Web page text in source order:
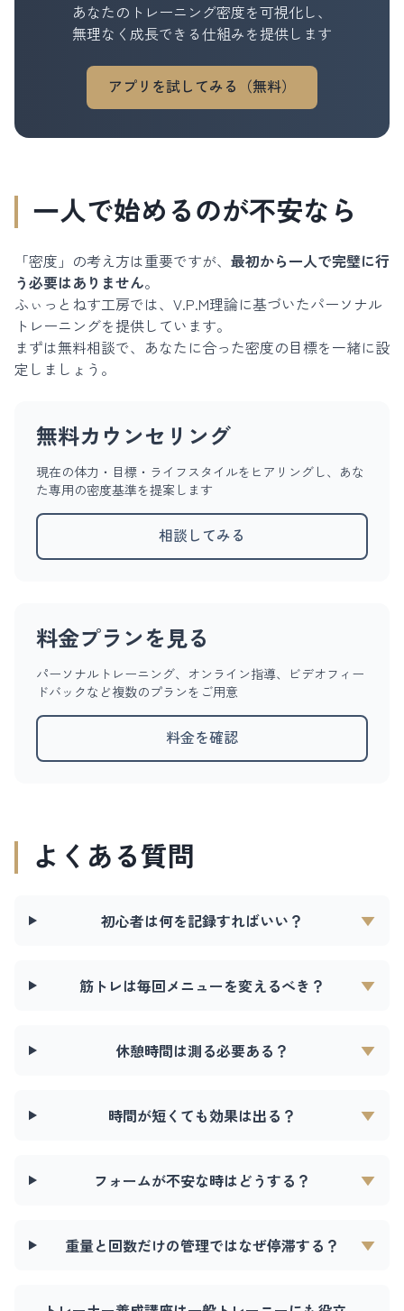
あなたのトレーニング密度を可視化し、
無理なく成長できる仕組みを提供します
アプリを試してみる（無料）
一人で始めるのが不安なら
「密度」の考え方は重要ですが、 最初から一人で完璧に行
う必要はありません。
ふぃっとねす工房では、V.P.M理論に基づいたパーソナル
トレーニングを提供しています。
まずは無料相談で、あなたに合った密度の目標を一緒に設
定しましょう。
無料カウンセリング
現在の体力・目標・ライフスタイルをヒアリングし、あな
た専用の密度基準を提案します
相談してみる
料金プランを見る
パーソナルトレーニング、オンライン指導、ビデオフィー
ドバックなど複数のプランをご用意
料金を確認
よくある質問
初心者は何を記録すればいい？ ▼
筋トレは毎回メニューを変えるべき？ ▼
休憩時間は測る必要ある？ ▼
時間が短くても効果は出る？ ▼
フォームが不安な時はどうする？ ▼
重量と回数だけの管理ではなぜ停滞する？ ▼